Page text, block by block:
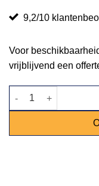
9,2/10
Voor
vrijblijvend een
Waxinehouder Candy